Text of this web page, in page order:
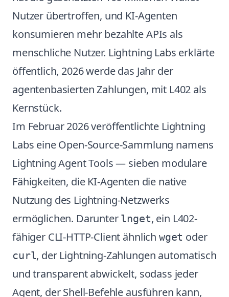
Nutzer übertroffen, und KI-Agenten
konsumieren mehr bezahlte APIs als
menschliche Nutzer. Lightning Labs erklärte
öffentlich, 2026 werde das Jahr der
agentenbasierten Zahlungen, mit L402 als
Kernstück.
Im Februar 2026 veröffentlichte Lightning
Labs eine Open-Source-Sammlung namens
Lightning Agent Tools — sieben modulare
Fähigkeiten, die KI-Agenten die native
Nutzung des Lightning-Netzwerks
ermöglichen. Darunter lnget, ein L402-
fähiger CLI-HTTP-Client ähnlich wget oder
curl, der Lightning-Zahlungen automatisch
und transparent abwickelt, sodass jeder
Agent, der Shell-Befehle ausführen kann,